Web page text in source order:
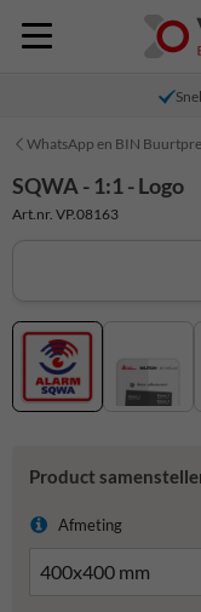
WhatsApp en BIN
SQWA - 1:1 - Logo
Art.nr. VP.08163
Product
Afmeting